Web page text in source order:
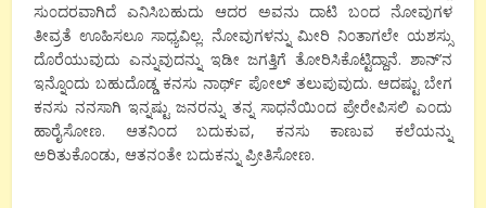
ಸು೦ದರವಾಗಿದೆ ಎನಿಸಿಬಹುದು ಆದರ ಅವನು ದಾಟಿ ಬ೦ದ ನೋವುಗಳ
ತೀವ್ರತೆ ಊಹಿಸಲೂ ಸಾಧ್ಯವಿಲ್ಲ. ನೋವುಗಳನ್ನು ಮೀರಿ ನಿ೦ತಾಗಲೇ ಯಶಸ್ಸು
ದೊರೆಯುವುದು ಎನ್ನುವುದನ್ನು ಇಡೀ ಜಗತ್ತಿಗೆ ತೋರಿಸಿಕೊಟ್ಟಿದ್ದಾನೆ. ಶಾನ್’ನ
ಇನ್ನೊ೦ದು ಬಹುದೊಡ್ಡ ಕನಸು ನಾರ್ಥ್ ಪೋಲ್ ತಲುಪುವುದು. ಆದಷ್ಟು ಬೇಗ
ಕನಸು ನನಸಾಗಿ ಇನ್ನಷ್ಟು ಜನರನ್ನು ತನ್ನ ಸಾಧನೆಯಿ೦ದ ಪ್ರೇರೇಪಿಸಲಿ ಎ೦ದು
ಹಾರೈಸೋಣ. ಆತನಿ೦ದ ಬದುಕುವ, ಕನಸು ಕಾಣುವ ಕಲೆಯನ್ನು
ಅರಿತುಕೊ೦ಡು, ಆತನ೦ತೇ ಬದುಕನ್ನು ಪ್ರೀತಿಸೋಣ.